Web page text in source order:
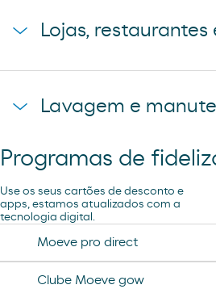
Lojas, restaurantes
Lavagem e
Ar e Água
Lavagem Manual – Jet Wash
Programas de
Use os seus cartões de desconto e
apps, estamos atualizados com a
tecnologia digital.
Moeve pro direct
Clube Moeve gow